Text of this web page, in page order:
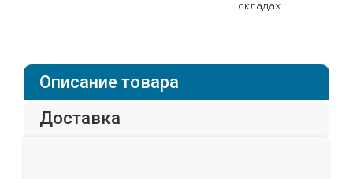
складах
Описание товара
Доставка